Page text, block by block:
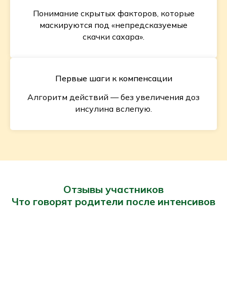
Понимание скрытых факторов, которые
маскируются под «непредсказуемые
скачки сахара».
Первые шаги к компенсации
Алгоритм действий — без увеличения доз
инсулина вслепую.
Отзывы участников
Что говорят родители после интенсивов